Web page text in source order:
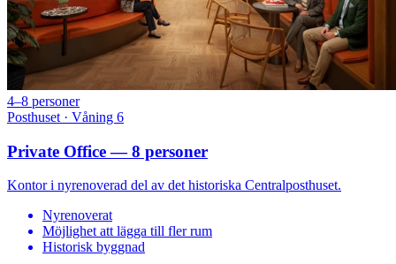
4–8 personer
Posthuset · Våning 6
Private Office — 8 personer
Kontor i nyrenoverad del av det historiska Centralposthuset.
Nyrenoverat
Möjlighet att lägga till fler rum
Historisk byggnad